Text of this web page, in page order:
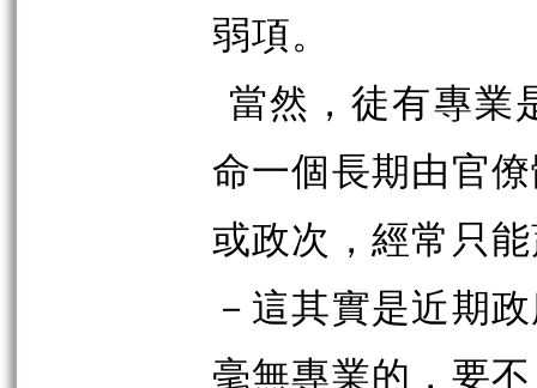
弱項。
當然，徒有專業
命一個長期由官
或政次，經常只
－這其實是近期
毫無專業的，要